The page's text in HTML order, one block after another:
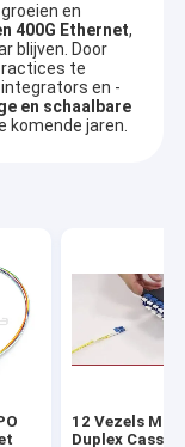
en
400G Ethernet,
blijven. Door
te
en -
en schaalbare
komende jaren.
12 Vezels
Duplex